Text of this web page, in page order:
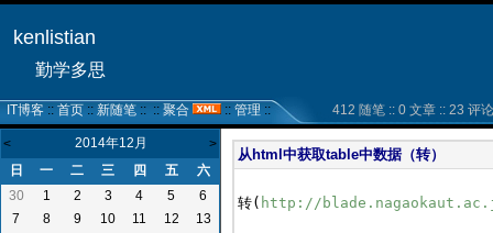
kenlistian
勤学多思
IT博客 :: 首页 :: 新随笔 :: :: 聚合 :: 管理 :: 412 随笔 :: 0 文章 :: 23 评
< 2014年12月 >
日 一 二 三 四 五
六
30
1 2 3 4 5
6
7
8 9 10 11 12
13
从html中获取table中数据（转）
转( http://